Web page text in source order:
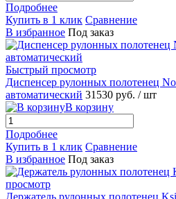
Подробнее
Купить в 1 клик Сравнение
В избранное Под заказ
Быстрый просмотр
Диспенсер рулонных полотенец
автоматический 31530 руб. / шт
В корзину
Подробнее
Купить в 1 клик Сравнение
В избранное Под заказ
просмотр
Держатель рулонных полотенец